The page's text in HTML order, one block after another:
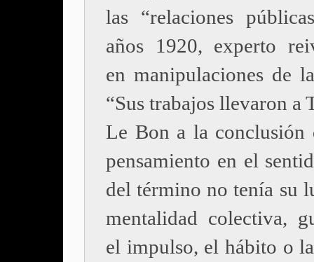
las “relaciones
años 1920, experto
en manipulaciones de
“Sus trabajos llevaron a
Le Bon a la conclusión
pensamiento en el
del término no tenía su
mentalidad colectiva,
el impulso, el hábito o